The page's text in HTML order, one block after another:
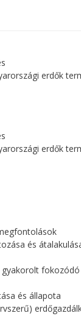
erdők
erdők
és
gyakorolt
és állapota